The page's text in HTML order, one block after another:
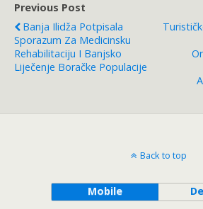
Previous Post
Banja Ilidža Potpisala
Sporazum Za Medicinsku
Rehabilitaciju I Banjsko
Liječenje Boračke Populacije
Back to top
Mobile